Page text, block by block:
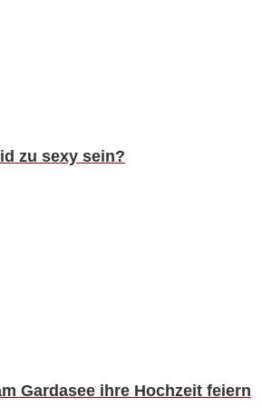
zu sexy sein?
Gardasee ihre Hochzeit feiern